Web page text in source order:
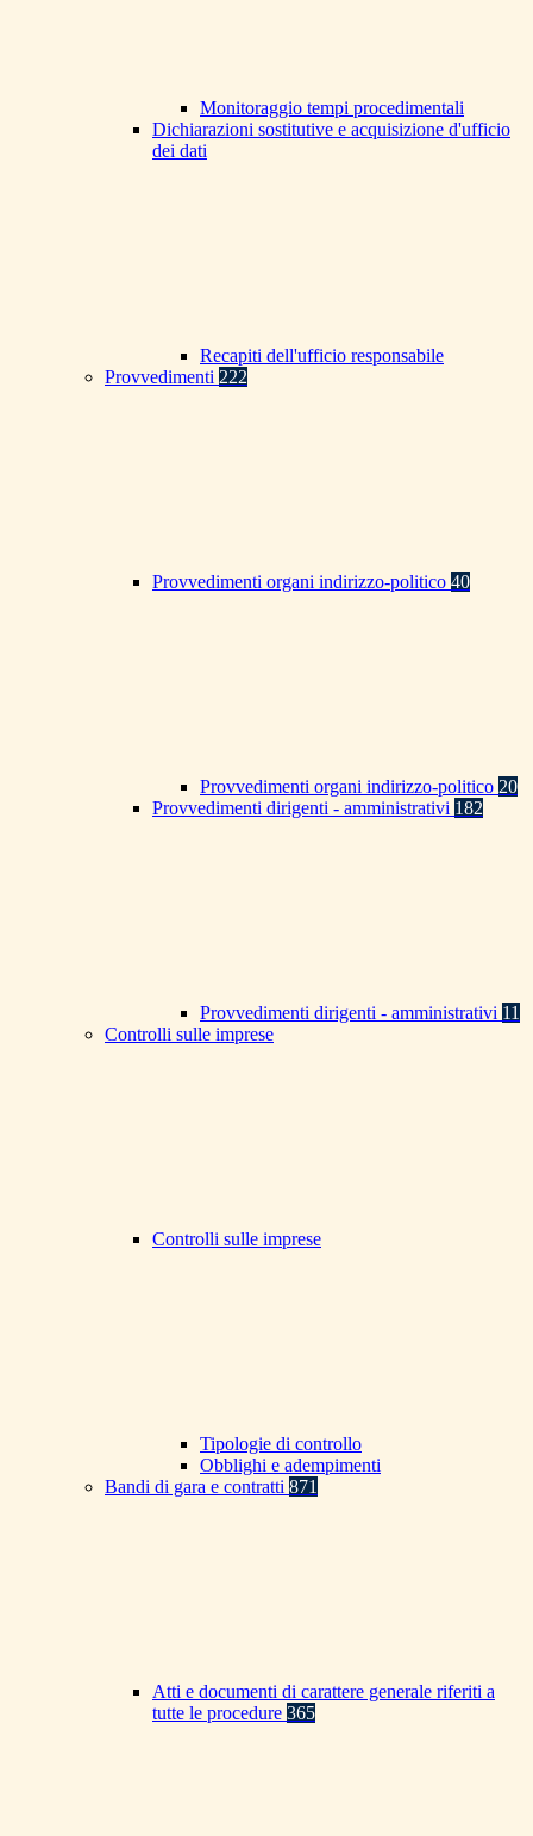
Monitoraggio tempi procedimentali
Dichiarazioni sostitutive e acquisizione d'ufficio
dei dati
Recapiti dell'ufficio responsabile
Provvedimenti 222
Provvedimenti organi indirizzo-politico 40
Provvedimenti organi indirizzo-politico 20
Provvedimenti dirigenti - amministrativi 182
Provvedimenti dirigenti - amministrativi 11
Controlli sulle imprese
Controlli sulle imprese
Tipologie di controllo
Obblighi e adempimenti
Bandi di gara e contratti 871
Atti e documenti di carattere generale riferiti a
tutte le procedure 365